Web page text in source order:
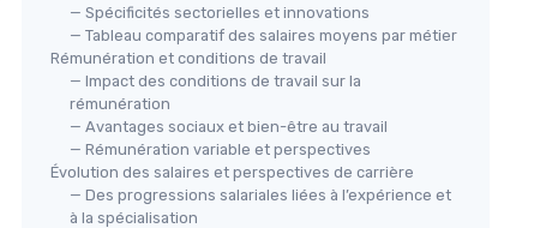
— Spécificités sectorielles et innovations
— Tableau comparatif des salaires moyens par métier
Rémunération et conditions de travail
— Impact des conditions de travail sur la
rémunération
— Avantages sociaux et bien-être au travail
— Rémunération variable et perspectives
Évolution des salaires et perspectives de carrière
— Des progressions salariales liées à l’expérience et
à la spécialisation